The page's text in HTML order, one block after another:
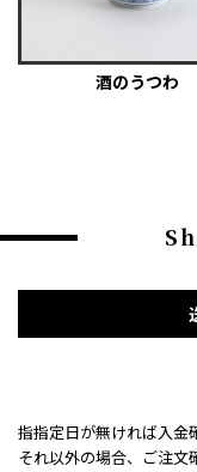
酒のうつわ
指指定日が無ければ入金
それ以外の場合、ご注文